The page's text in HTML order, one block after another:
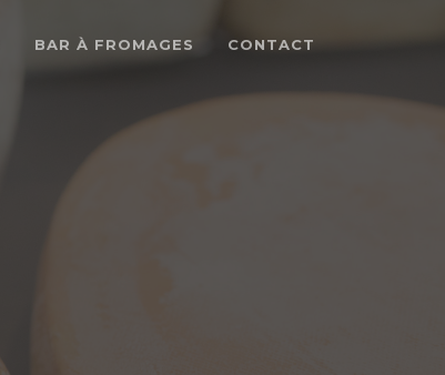
BAR À FROMAGES CONTACT